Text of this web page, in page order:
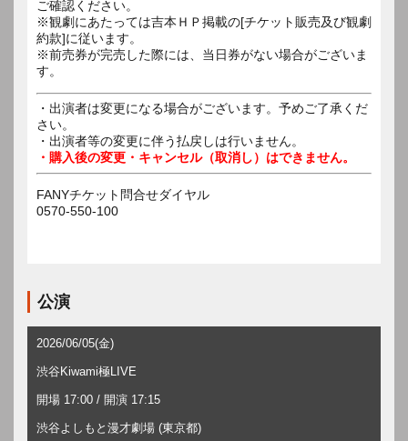
ご確認ください。
※観劇にあたっては吉本ＨＰ掲載の[チケット販売及び観劇
約款]に従います。
※前売券が完売した際には、当日券がない場合がございま
す。
・出演者は変更になる場合がございます。予めご了承くだ
さい。
・出演者等の変更に伴う払戻しは行いません。
・購入後の変更・キャンセル（取消し）はできません。
FANYチケット問合せダイヤル
0570-550-100
公演
2026/06/05(金)
渋谷Kiwami極LIVE
開場 17:00 / 開演 17:15
渋谷よしもと漫才劇場 (東京都)